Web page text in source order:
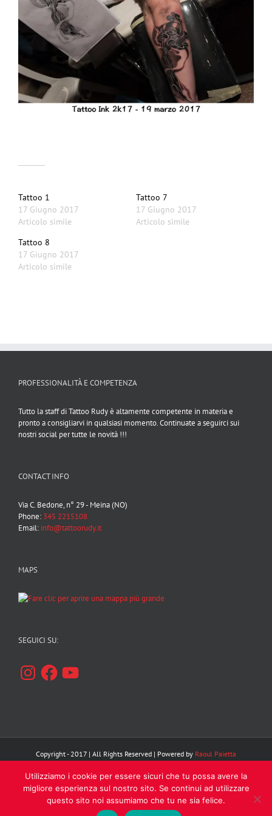
Tattoo 1
17 Giugno 2017
Articolo simile
Tattoo 7
17 Giugno 2017
Articolo simile
Tattoo 8
17 Giugno 2017
Articolo simile
PROFESSIONALITÀ E COMPETENZA
Tutto la staff di Tattoo Rudy è altamente competente in materia e
pronto a consigliarvi in qualsiasi momento. Continuate a seguirci sui
nostri social per tutte le novità !!!
CONTACT INFO
Via C. Bedone, n° 29 - Meina (NO)
Phone: 345 2215108
Email: info@tattoorudy.it
MAPS
SEGUICI SU:
InstagramFacebookYouTube
Copyright - 2017 | All Rights Reserved | Powered by Raoul Paietta
FacebookInstagram
YouTube
Utilizziamo i cookie per essere sicuri che tu possa avere la
migliore esperienza sul nostro sito. Se continui ad utilizzare
questo sito noi assumiamo che tu ne sia felice.